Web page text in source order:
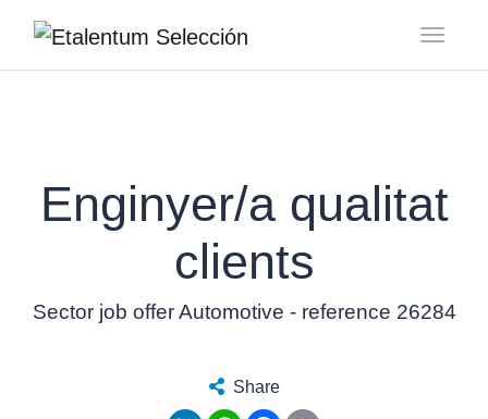
Enginyer/a qualitat
clients
Sector job offer Automotive - reference 26284
Share